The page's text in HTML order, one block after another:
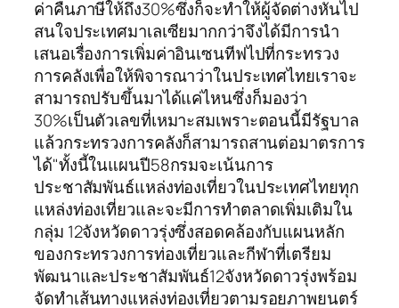
ค่าคืนภาษีให้ถึง30%ซึ่งก็จะทำให้ผู้จัดต่างหันไป
สนใจประเทศมาเลเซียมากกว่าจึงได้มีการนำ
เสนอเรื่องการเพิ่มค่าอินเซนทีฟไปที่กระทรวง
การคลังเพื่อให้พิจารณาว่าในประเทศไทยเราจะ
สามารถปรับขึ้นมาได้แค่ไหนซึ่งก็มองว่า
30%เป็นตัวเลขที่เหมาะสมเพราะตอนนี้มีรัฐบาล
แล้วกระทรวงการคลังก็สามารถสานต่อมาตรการ
ได้"ทั้งนี้ในแผนปี58กรมจะเน้นการ
ประชาสัมพันธ์แหล่งท่องเที่ยวในประเทศไทยทุก
แหล่งท่องเที่ยวและจะมีการทำตลาดเพิ่มเติมใน
กลุ่ม 12จังหวัดดาวรุ่งซึ่งสอดคล้องกับแผนหลัก
ของกระทรวงการท่องเที่ยวและกีฬาที่เตรียม
พัฒนาและประชาสัมพันธ์12จังหวัดดาวรุ่งพร้อม
จัดทำเส้นทางแหล่งท่องเที่ยวตามรอยภาพยนตร์